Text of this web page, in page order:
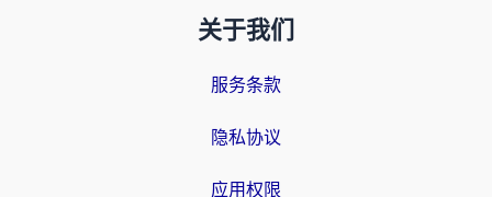
关于我们
服务条款
隐私协议
应用权限